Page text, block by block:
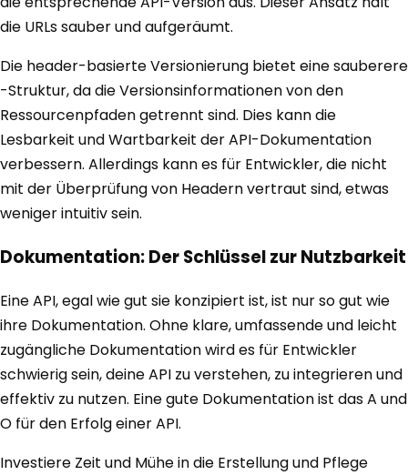
die URLs sauber und aufgeräumt.
Die header-basierte Versionierung bietet eine sauberere
-Struktur, da die Versionsinformationen von den
Ressourcenpfaden getrennt sind. Dies kann die
Lesbarkeit und Wartbarkeit der API-Dokumentation
verbessern. Allerdings kann es für Entwickler, die nicht
mit der Überprüfung von Headern vertraut sind, etwas
weniger intuitiv sein.
Dokumentation: Der Schlüssel zur Nutzbarkeit
Eine API, egal wie gut sie konzipiert ist, ist nur so gut wie
ihre Dokumentation. Ohne klare, umfassende und leicht
zugängliche Dokumentation wird es für Entwickler
schwierig sein, deine API zu verstehen, zu integrieren und
effektiv zu nutzen. Eine gute Dokumentation ist das A und
O für den Erfolg einer API.
Investiere Zeit und Mühe in die Erstellung und Pflege